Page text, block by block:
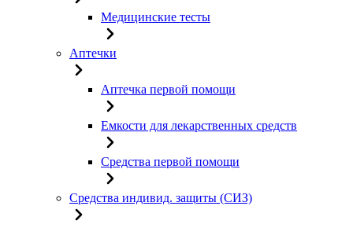
Медицинские тесты
Аптечки
Аптечка первой помощи
Емкости для лекарственных средств
Средства первой помощи
Средства индивид. защиты (СИЗ)